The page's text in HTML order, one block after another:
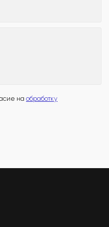
на обработку